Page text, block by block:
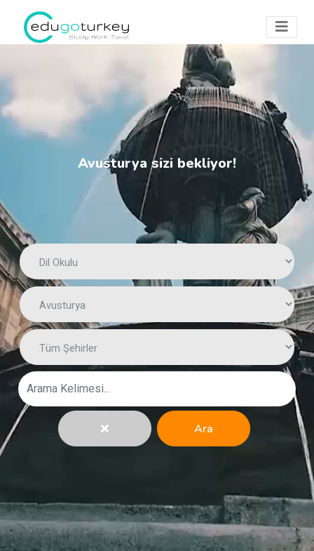
Avusturya sizi bekliyor!
Ara